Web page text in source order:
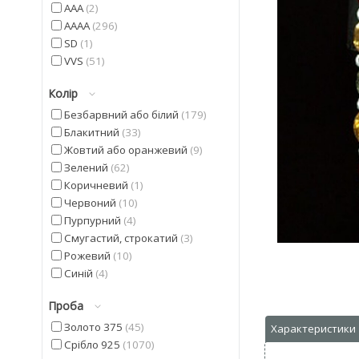
AAA 2
AAAA 296
SD 1
VVS 51
Колір
Безбарвний або білий 179
Блакитний 33
Жовтий або оранжевий 9
Зелений 62
Коричневий 1
Червоний 10
Пурпурний 4
Смугастий, строкатий 3
Рожевий 10
Синій 4
Чорний
Проба
Золото 375 45
Срібло 925 1070